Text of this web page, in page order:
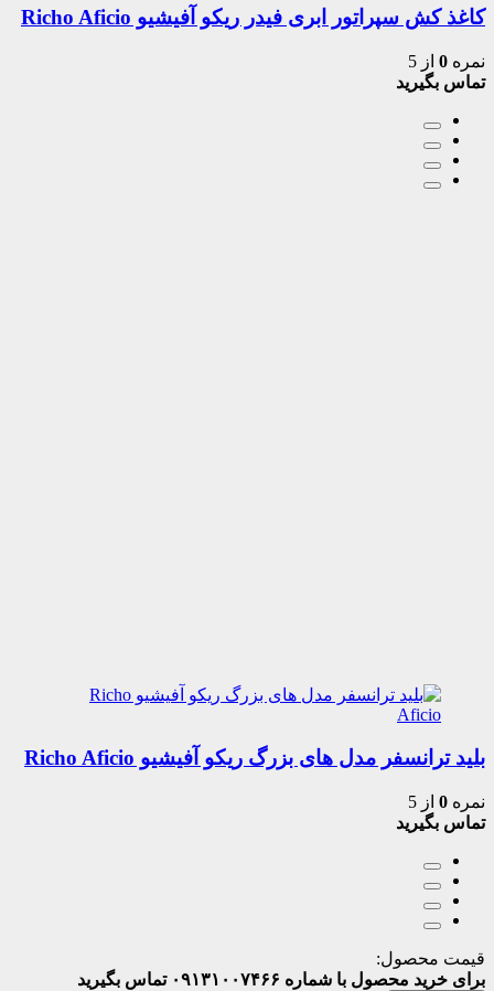
کاغذ کش سپراتور ابری فیدر ریکو آفیشیو Richo Aficio
نمره 0 از 5
تماس بگیرید
بلید ترانسفر مدل های بزرگ ریکو آفیشیو Richo Aficio
نمره 0 از 5
تماس بگیرید
قیمت محصول:
برای خرید محصول با شماره ۰۹۱۳۱۰۰۷۴۶۶ تماس بگیرید